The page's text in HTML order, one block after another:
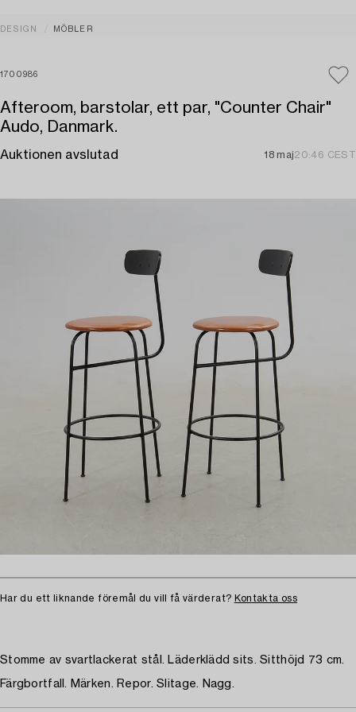
DESIGN MÖBLER
1700986
Afteroom, barstolar, ett par, "Counter Chair"
Audo, Danmark.
Auktionen avslutad 18 maj20:46 CEST
Har du ett liknande föremål du vill få värderat? Kontakta oss
Stomme av svartlackerat stål. Läderklädd sits. Sitthöjd 73 cm.
Färgbortfall. Märken. Repor. Slitage. Nagg.